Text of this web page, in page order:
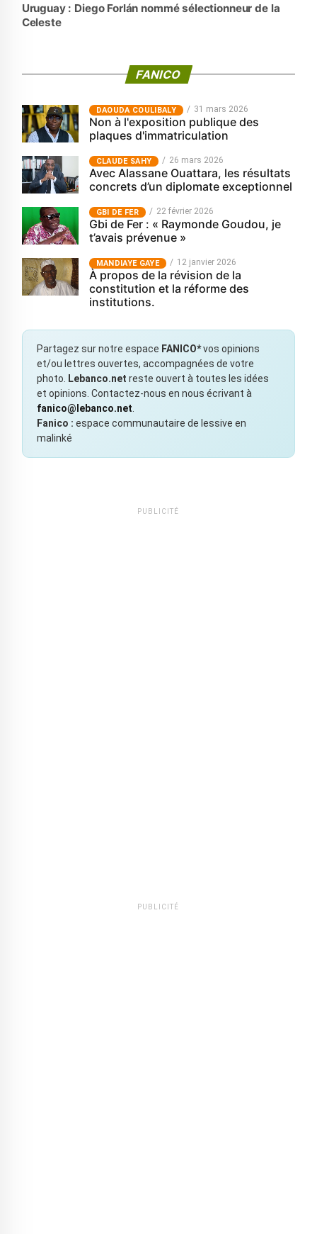
Uruguay : Diego Forlán nommé sélectionneur de la
Celeste
FANICO
‎DAOUDA COULIBALY 31 mars 2026
Non à l'exposition publique des
plaques d'immatriculation
CLAUDE SAHY 26 mars 2026
Avec Alassane Ouattara, les résultats
concrets d’un diplomate exceptionnel
GBI DE FER 22 février 2026
Gbi de Fer : « Raymonde Goudou, je
t’avais prévenue »
MANDIAYE GAYE 12 janvier 2026
À propos de la révision de la
constitution et la réforme des
institutions.
Partagez sur notre espace FANICO*vos opinions
et/ou lettres ouvertes, accompagnées de votre
photo. Lebanco.net reste ouvert à toutes les idées
et opinions. Contactez-nous en nous écrivant à
fanico@lebanco.net
Fanico : espace communautaire de lessive en
malinké
PUBLICITÉ
PUBLICITÉ